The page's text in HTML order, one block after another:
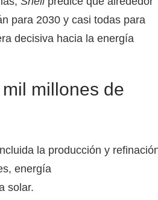
para 2030 y casi todas para
decisiva hacia la energía
millones de
la producción y
energía
solar.